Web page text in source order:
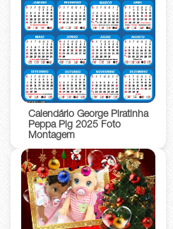
Calendário George Piratinha
Peppa Pig 2025 Foto
Montagem